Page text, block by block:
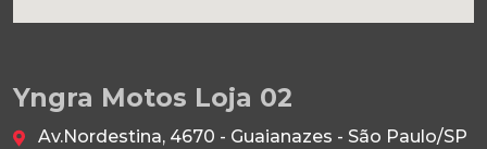
Yngra Motos Loja 02
Av.Nordestina, 4670 - Guaianazes - São Paulo/SP